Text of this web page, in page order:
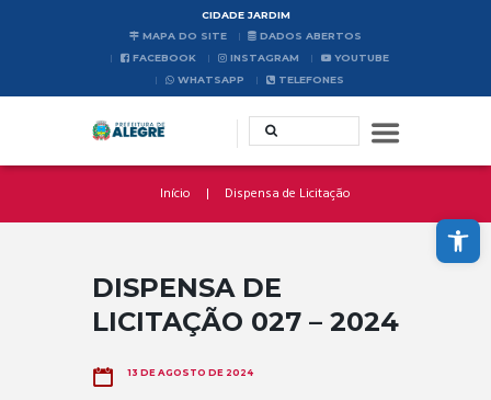
Abrir a barra de ferramentas
CIDADE JARDIM
MAPA DO SITE
DADOS ABERTOS
FACEBOOK
INSTAGRAM
YOUTUBE
WHATSAPP
TELEFONES
Início Dispensa de Licitação
DISPENSA DE
LICITAÇÃO 027 – 2024
13 DE AGOSTO DE 2024